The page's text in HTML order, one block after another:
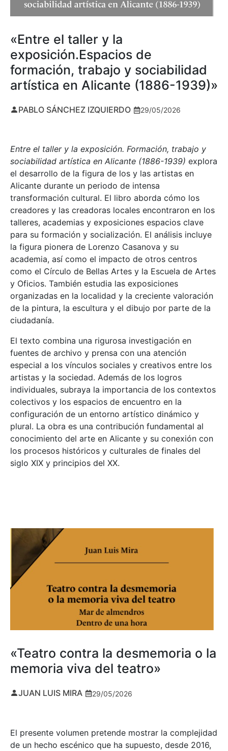
«Entre el taller y la
exposición.Espacios de
formación, trabajo y sociabilidad
artística en Alicante (1886-1939)»
PABLO SÁNCHEZ IZQUIERDO 29/05/2026
Entre el taller y la exposición. Formación, trabajo y
sociabilidad artística en Alicante (1886-1939) explora
el desarrollo de la figura de los y las artistas en
Alicante durante un periodo de intensa
transformación cultural. El libro aborda cómo los
creadores y las creadoras locales encontraron en los
talleres, academias y exposiciones espacios clave
para su formación y socialización. El análisis incluye
la figura pionera de Lorenzo Casanova y su
academia, así como el impacto de otros centros
como el Círculo de Bellas Artes y la Escuela de Artes
y Oficios. También estudia las exposiciones
organizadas en la localidad y la creciente valoración
de la pintura, la escultura y el dibujo por parte de la
ciudadanía.
El texto combina una rigurosa investigación en
fuentes de archivo y prensa con una atención
especial a los vínculos sociales y creativos entre los
artistas y la sociedad. Además de los logros
individuales, subraya la importancia de los contextos
colectivos y los espacios de encuentro en la
configuración de un entorno artístico dinámico y
plural. La obra es una contribución fundamental al
conocimiento del arte en Alicante y su conexión con
los procesos históricos y culturales de finales del
siglo XIX y principios del XX.
«Teatro contra la desmemoria o la
memoria viva del teatro»
JUAN LUIS MIRA 29/05/2026
El presente volumen pretende mostrar la complejidad
de un hecho escénico que ha supuesto, desde 2016,